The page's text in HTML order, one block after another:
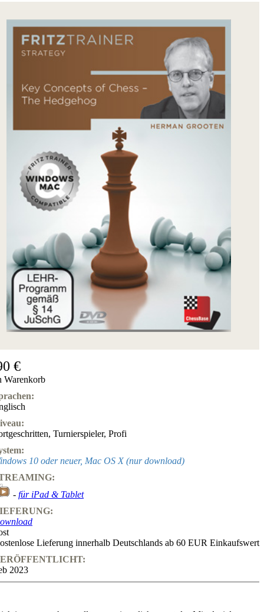
€
Warenkorb
, Turnierspieler, Profi
10 oder neuer, Mac OS X (nur download)
- für iPad & Tablet
Lieferung innerhalb Deutschlands ab 60 EUR Einkaufswert
2023